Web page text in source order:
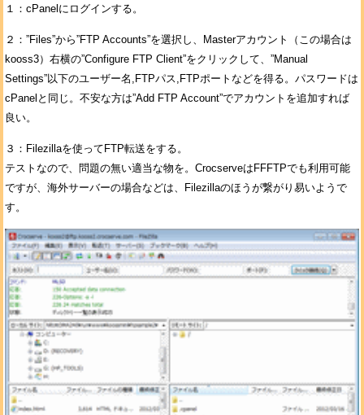
１：cPanelにログインする。
２：”Files”から”FTP Accounts”を選択し、Masterアカウント（この場合は
kooss3）右横の”Configure FTP Client”をクリックして、”Manual
Settings”以下のユーザー名,FTPパス,FTPポートなどを得る。パスワードは
cPanelと同じ。不安な方は”Add FTP Account”でアカウントを追加すれば
良い。
３：Filezillaを使ってFTP転送をする。
テストなので、問題の無い適当な物を。CrocserveはFFFTPでも利用可能
ですが、海外サーバーの場合などは、Filezillaのほうが繋がり易いようで
す。